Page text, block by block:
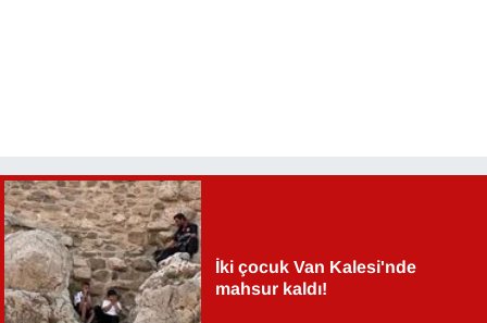
İki çocuk Van Kalesi'nde
mahsur kaldı!